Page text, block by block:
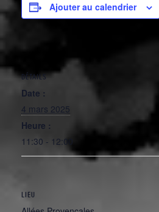
Ajouter au calendrier
DÉTAILS
Date :
4 mars 2025
Heure :
11:30 - 12:00
LIEU